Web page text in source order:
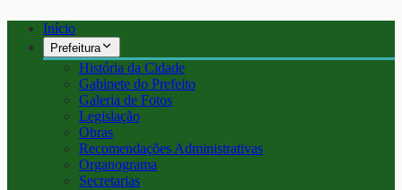
Início
Prefeitura
História da Cidade
Gabinete do Prefeito
Galeria de Fotos
Legislação
Obras
Recomendações Administrativas
Organograma
Secretarias